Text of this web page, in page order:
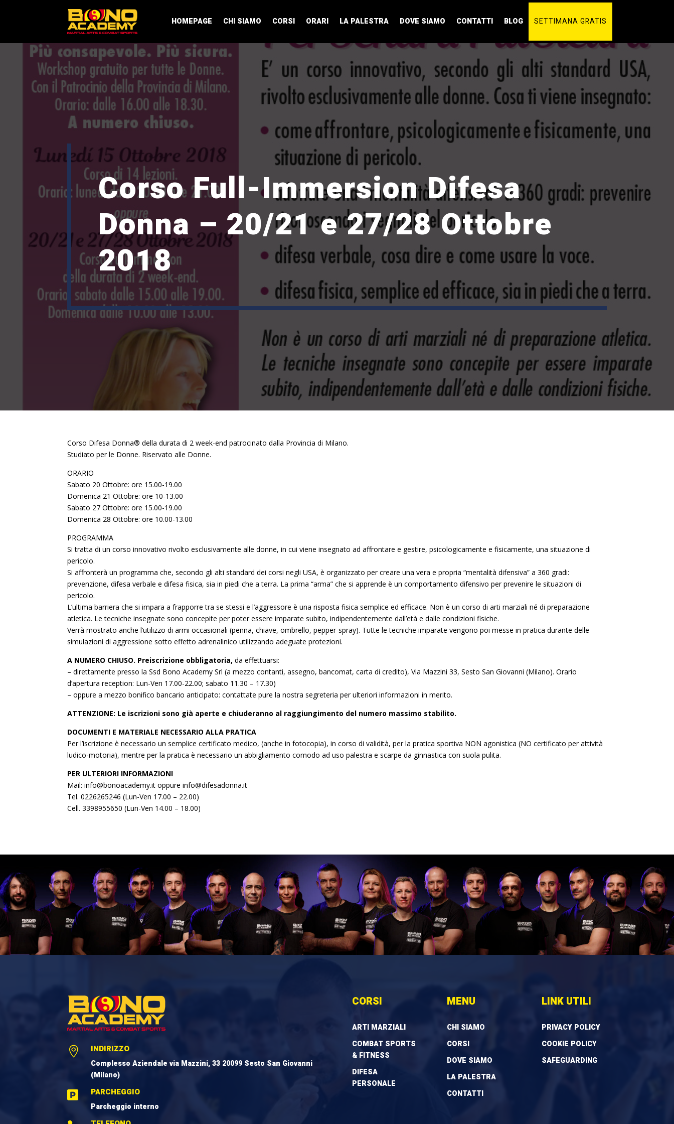
HOMEPAGE CHI SIAMO CORSI ORARI LA PALESTRA DOVE SIAMO CONTATTI BLOG SETTIMANA GRATIS
Corso Full-Immersion Difesa
Donna – 20/21 e 27/28 Ottobre
2018
Corso Difesa Donna® della durata di 2 week-end patrocinato dalla Provincia di Milano.
Studiato per le Donne. Riservato alle Donne.
ORARIO
Sabato 20 Ottobre: ore 15.00-19.00
Domenica 21 Ottobre: ore 10-13.00
Sabato 27 Ottobre: ore 15.00-19.00
Domenica 28 Ottobre: ore 10.00-13.00
PROGRAMMA
Si tratta di un corso innovativo rivolto esclusivamente alle donne, in cuiviene insegnato ad affrontare e gestire, psicologicamente e fisicamente, una situazione di
pericolo.
Si affronterà un programma che, secondo gli alti standard dei corsi negli USA, è organizzato per creare una vera e propria “mentalità difensiva” a 360 gradi:
prevenzione, difesa verbale e difesa fisica, sia in piedi che a terra. La prima “arma” che si apprende è un comportamento difensivo per prevenire le situazioni di
pericolo.
L’ultima barriera che si impara a frapporre tra se stessi e l’aggressore è una risposta fisica semplice ed efficace. Non è un corso di arti marziali né di preparazione
atletica. Le tecniche insegnate sono concepite per poter essere imparate subito, indipendentemente dall’età e dalle condizioni fisiche.
Verrà mostrato anche l’utilizzo di armi occasionali (penna, chiave, ombrello, pepper-spray). Tutte le tecniche imparate vengono poi messe in pratica durante delle
simulazioni di aggressione sotto effetto adrenalinico utilizzando adeguate protezioni.
A NUMERO CHIUSO. Preiscrizione obbligatoria, da effettuarsi:
– direttamente presso la Ssd Bono Academy Srl (a mezzo contanti, assegno, bancomat, carta di credito), Via Mazzini 33, Sesto San Giovanni (Milano). Orario
d’apertura reception: Lun-Ven 17.00-22.00; sabato 11.30 – 17.30)
– oppure a mezzo bonifico bancario anticipato: contattate pure la nostra segreteria per ulteriori informazioni in merito.
ATTENZIONE: Le iscrizioni sono già aperte e chiuderanno al raggiungimento del numero massimo stabilito.
DOCUMENTI E MATERIALE NECESSARIO ALLA PRATICA
Per l’iscrizione è necessario un semplice certificato medico, (anche in fotocopia), in corso di validità, per la pratica sportiva NON agonistica (NO certificato per attività
ludico-motoria), mentre per la pratica è necessario un abbigliamento comodo ad uso palestra e scarpe da ginnastica con suola pulita.
PER ULTERIORI INFORMAZIONI
Mail: info@bonoacademy.it oppure info@difesadonna.it
Tel. 0226265246 (Lun-Ven 17.00 – 22.00)
Cell. 3398955650 (Lun-Ven 14.00 – 18.00)
 INDIRIZZO
Complesso Aziendale via Mazzini, 33 20099 Sesto San Giovanni
(Milano)
 PARCHEGGIO
Parcheggio interno
CORSI
ARTI MARZIALI
COMBAT SPORTS
& FITNESS
DIFESA
PERSONALE
MENU
CHI SIAMO
CORSI
DOVE SIAMO
LA PALESTRA
CONTATTI
LINK UTILI
PRIVACY POLICY
COOKIE POLICY
SAFEGUARDING